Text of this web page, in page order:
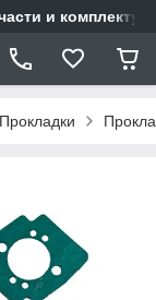
и
Прокладки